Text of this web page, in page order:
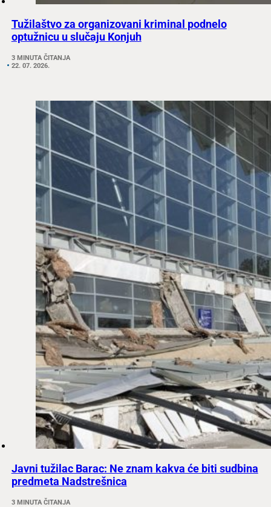
Tužilaštvo za organizovani kriminal podnelo
optužnicu u slučaju Konjuh
3 MINUTA ČITANJA
22. 07. 2026.
Javni tužilac Barac: Ne znam kakva će biti sudbina
predmeta Nadstrešnica
3 MINUTA ČITANJA